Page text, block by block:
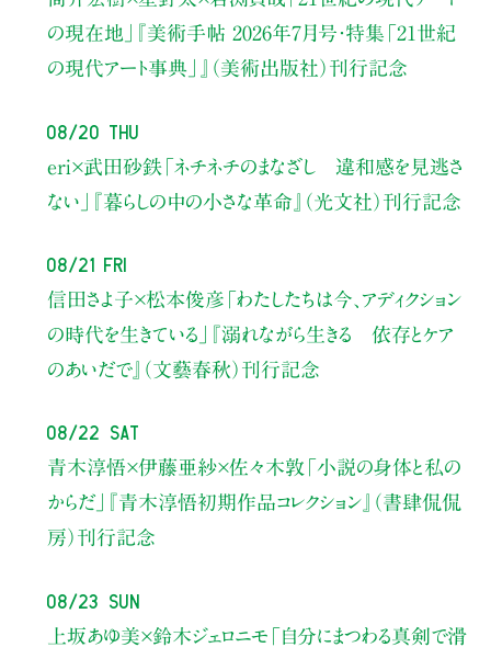
の現在地」
『美術手帖 2026年7月号・特集「21世紀
の現代アート事典」』（美術出版社）刊行記念
08/20 Thu
eri×武田砂鉄「ネチネチのまなざし 違和感を見逃さ
ない」
『暮らしの中の小さな革命』（光文社）刊行記念
08/21 Fri
信田さよ子×松本俊彦 「わたしたちは今、アディクション
の時代を生きている」
『溺れながら生きる 依存とケア
のあいだで』（文藝春秋）刊行記念
08/22 Sat
青木淳悟×伊藤亜紗×佐々木敦 「小説の身体と私の
からだ」
『青木淳悟初期作品コレクション』（書肆侃侃
房）刊行記念
08/23 Sun
上坂あゆ美×鈴木ジェロニモ 「自分にまつわる真剣で滑